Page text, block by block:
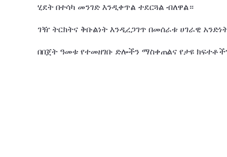
ሂደት በተሳካ መንገድ እንዲቀጥል ተደርጓል ብለዋል።
ገዥ ትርክትና ቅቡልነት እንዲረጋገጥ በመሰራቱ ሀገራዊ
በበጀት ዓመቱ የተመዘገቡ ድሎችን ማስቀጠልና የታዩ